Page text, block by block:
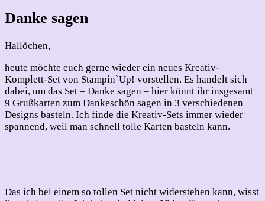
–
für
Danke sagen
Hallöchen,
heute möchte euch gerne wieder ein neues Kreativ-
Komplett-Set von Stampin`Up! vorstellen. Es handelt sich
dabei, um das Set – Danke sagen – hier könnt ihr insgesamt
9 Grußkarten zum Dankeschön sagen in 3 verschiedenen
Designs basteln. Ich finde die Kreativ-Sets immer wieder
spannend, weil man schnell tolle Karten basteln kann.
Das ich bei einem so tollen Set nicht widerstehen kann, wisst